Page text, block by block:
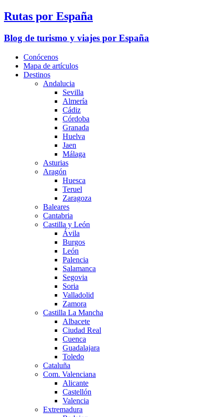
Rutas por España
Blog de turismo y viajes por España
Conócenos
Mapa de artículos
Destinos
Andalucia
Sevilla
Almería
Cádiz
Córdoba
Granada
Huelva
Jaen
Málaga
Asturias
Aragón
Huesca
Teruel
Zaragoza
Baleares
Cantabria
Castilla y León
Ávila
Burgos
León
Palencia
Salamanca
Segovia
Soria
Valladolid
Zamora
Castilla La Mancha
Albacete
Ciudad Real
Cuenca
Guadalajara
Toledo
Cataluña
Com. Valenciana
Alicante
Castellón
Valencia
Extremadura